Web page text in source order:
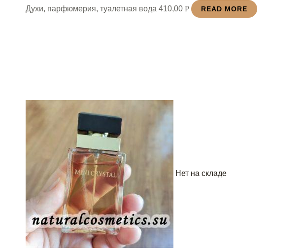
Духи, парфюмерия, туалетная вода410,00Р READ MORE
Нет на складе